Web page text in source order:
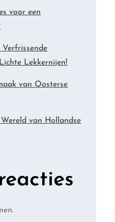
voor een
Lekkernijen!
van Oosterse
van Hollandse